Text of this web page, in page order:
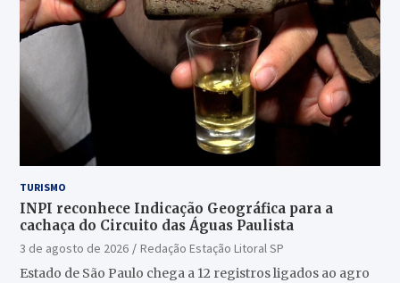
TURISMO
INPI reconhece Indicação Geográfica para a
cachaça do Circuito das Águas Paulista
3 de agosto de 2026
Redação Estação Litoral SP
Estado de São Paulo chega a 12 registros ligados ao agro